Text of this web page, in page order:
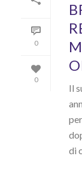
0
0
Il
di